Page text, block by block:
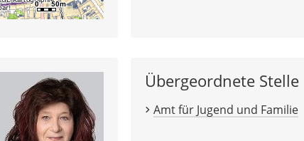
Übergeordnete Stelle
Amt für Jugend und Familie